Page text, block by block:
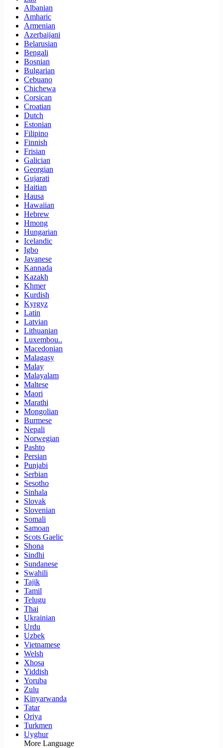
Albanian
Amharic
Armenian
Azerbaijani
Belarusian
Bengali
Bosnian
Bulgarian
Cebuano
Chichewa
Corsican
Croatian
Dutch
Estonian
Filipino
Finnish
Frisian
Galician
Georgian
Gujarati
Haitian
Hausa
Hawaiian
Hebrew
Hmong
Hungarian
Icelandic
Igbo
Javanese
Kannada
Kazakh
Khmer
Kurdish
Kyrgyz
Latin
Latvian
Lithuanian
Luxembou..
Macedonian
Malagasy
Malay
Malayalam
Maltese
Maori
Marathi
Mongolian
Burmese
Nepali
Norwegian
Pashto
Persian
Punjabi
Serbian
Sesotho
Sinhala
Slovak
Slovenian
Somali
Samoan
Scots Gaelic
Shona
Sindhi
Sundanese
Swahili
Tajik
Tamil
Telugu
Thai
Ukrainian
Urdu
Uzbek
Vietnamese
Welsh
Xhosa
Yiddish
Yoruba
Zulu
Kinyarwanda
Tatar
Oriya
Turkmen
Uyghur
More Language